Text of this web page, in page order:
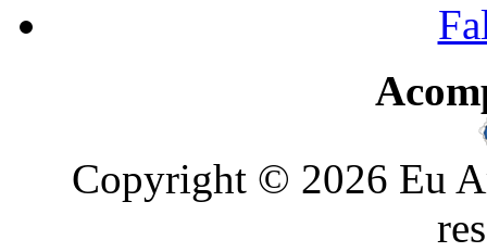
Copyright © 2026 Eu